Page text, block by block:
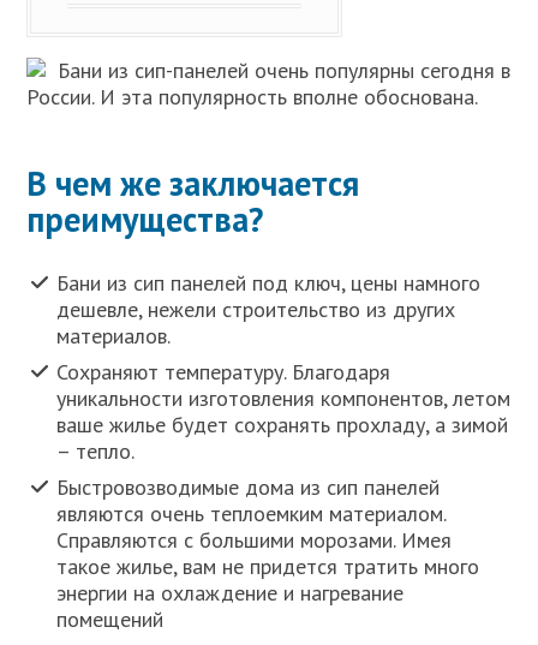
Бани из сип-панелей очень популярны сегодня в
России. И эта популярность вполне обоснована.
В чем же заключается
преимущества?
Бани из сип панелей под ключ, цены намного
дешевле, нежели строительство из других
материалов.
Сохраняют температуру. Благодаря
уникальности изготовления компонентов, летом
ваше жилье будет сохранять прохладу, а зимой
– тепло.
Быстровозводимые дома из сип панелей
являются очень теплоемким материалом.
Справляются с большими морозами. Имея
такое жилье, вам не придется тратить много
энергии на охлаждение и нагревание
помещений